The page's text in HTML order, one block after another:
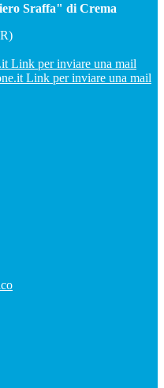
Sraffa" di Crema
Link per inviare una mail
Link per inviare una mail